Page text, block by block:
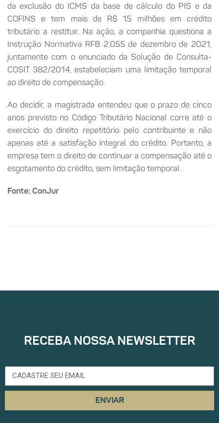
da exclusão do ICMS da base de cálculo do PIS e da
COFINS e tem mais de R$ 15 milhões em crédito
tributário a restituir. Na ação, a companhia questiona a
Instrução Normativa RFB 2.055 de dezembro de 2021,
juntamente com o enunciado da Solução de Consulta-
COSIT 382/2014, estabeleciam uma limitação temporal
ao direito de compensação.
Ao decidir, a magistrada entendeu que o prazo de cinco
anos previsto no Código Tributário Nacional corre até o
exercício do direito repetitório pelo contribuinte e não
apenas até a satisfação integral do crédito. Portanto, a
empresa tem o direito de continuar a compensação até o
esgotamento do crédito, sem limitação temporal.
Fonte: ConJur
RECEBA NOSSA NEWSLETTER
ENVIAR